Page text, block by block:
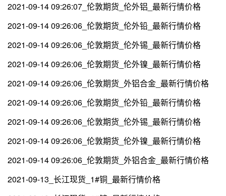
2021-09-14 09:26:07_伦敦期货_伦外铝_最新行情价格
2021-09-14 09:26:06_伦敦期货_伦外铅_最新行情价格
2021-09-14 09:26:06_伦敦期货_伦外锡_最新行情价格
2021-09-14 09:26:06_伦敦期货_伦外镍_最新行情价格
2021-09-14 09:26:06_伦敦期货_外铝合金_最新行情价格
2021-09-14 09:26:06_伦敦期货_伦外铅_最新行情价格
2021-09-14 09:26:06_伦敦期货_伦外锡_最新行情价格
2021-09-14 09:26:06_伦敦期货_伦外镍_最新行情价格
2021-09-14 09:26:06_伦敦期货_外铝合金_最新行情价格
2021-09-13_长江现货_1#铜_最新行情价格